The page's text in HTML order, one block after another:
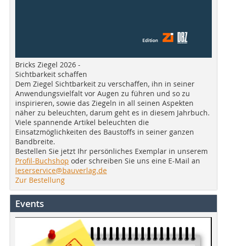
Bricks Ziegel 2026 -
Sichtbarkeit schaffen
Dem Ziegel Sichtbarkeit zu verschaffen, ihn in seiner
Anwendungsvielfalt vor Augen zu führen und so zu
inspirieren, sowie das Ziegeln in all seinen Aspekten
näher zu beleuchten, darum geht es in diesem Jahrbuch.
Viele spannende Artikel beleuchten die
Einsatzmöglichkeiten des Baustoffs in seiner ganzen
Bandbreite.
Bestellen Sie jetzt Ihr persönliches Exemplar in unserem
Profil-Buchshop oder schreiben Sie uns eine E-Mail an
leserservice@bauverlag.de
Zur Bestellung
Events